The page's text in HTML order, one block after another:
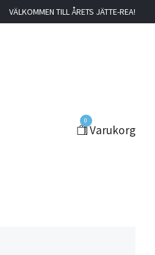
VÄLKOMMEN TILL ÅRETS JÄTTE-REA!
0
Varukorg